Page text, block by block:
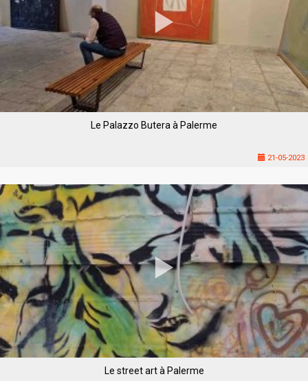
Le Palazzo Butera à Palerme
21-05-2023
Le street art à Palerme